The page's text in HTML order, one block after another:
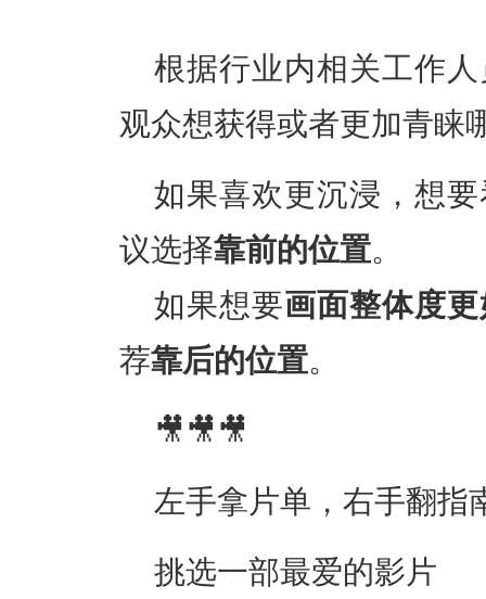
根据行业内相关工作
观众想获得或者更加青睐
如果喜欢更沉浸 ，想
议选择靠前的位置。
如果想要画面整体度更
荐靠后的位置。
🎥🎥🎥
左手拿片单，右手翻指
挑选一部最爱的影片